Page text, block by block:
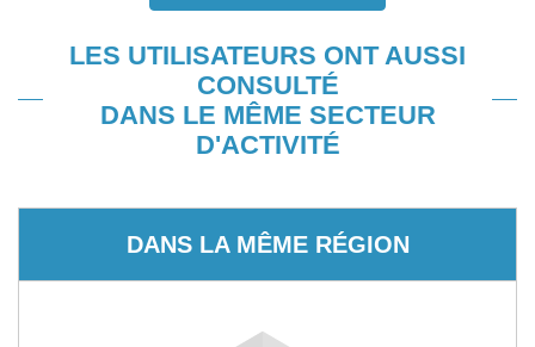
LES UTILISATEURS ONT AUSSI
CONSULTÉ
DANS LE MÊME SECTEUR
D'ACTIVITÉ
DANS LA MÊME RÉGION